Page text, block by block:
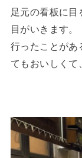
足元の看板に
目がいきます。
行ったことがあ
てもおいしくて